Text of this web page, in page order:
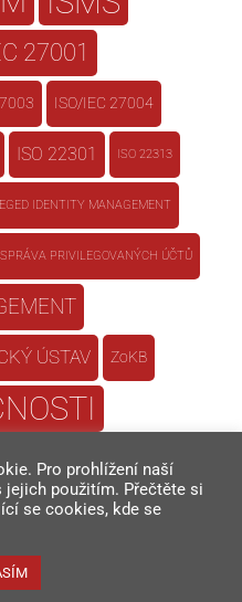
27001
ISO/IEC 27004
ISO 22301 ISO 22313
IDENTITY MANAGEMENT
SPRÁVA PRIVILEGOVANÝCH ÚČTŮ
ÚSTAV ZoKB
Pro prohlížení naší
jejich použitím. Přečtěte si
se cookies, kde se